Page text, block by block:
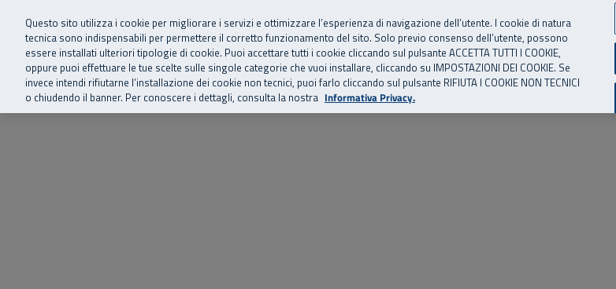
Vai al menu principale
Vai al contenuto principale
Vai al Footer
SuperAbile - il Contact Center Inail per il mondo della disabilità
Home Chi siamo Storie, news ed eventi Risorse utili Supporto
Questo sito utilizza i cookie per migliorare i servizi e ottimizzare l’esperienza di navigazione dell’utente. I cookie di natura
tecnica sono indispensabili per permettere il corretto funzionamento del sito. Solo previo consenso dell’utente, possono
essere installati ulteriori tipologie di cookie. Puoi accettare tutti i cookie cliccando sul pulsante ACCETTA TUTTI I COOKIE,
oppure puoi effettuare le tue scelte sulle singole categorie che vuoi installare, cliccando su IMPOSTAZIONI DEI COOKIE. Se
invece intendi rifiutarne l’installazione dei cookie non tecnici, puoi farlo cliccando sul pulsante RIFIUTA I COOKIE NON TECNICI
o chiudendo il banner. Per conoscere i dettagli, consulta la nostra Informativa Privacy.